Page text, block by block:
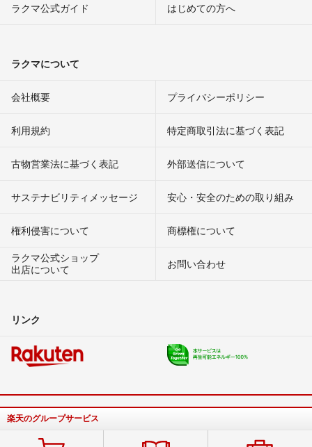
ラクマ公式ガイド はじめての方へ
ラクマについて
会社概要 プライバシーポリシー
利用規約 特定商取引法に基づく表記
古物営業法に基づく表記 外部送信について
サステナビリティメッセージ 安心・安全のための取り組み
権利侵害について
商標権について
ラクマ公式ショップ
出店について
お問い合わせ
リンク
楽天のグループサービス